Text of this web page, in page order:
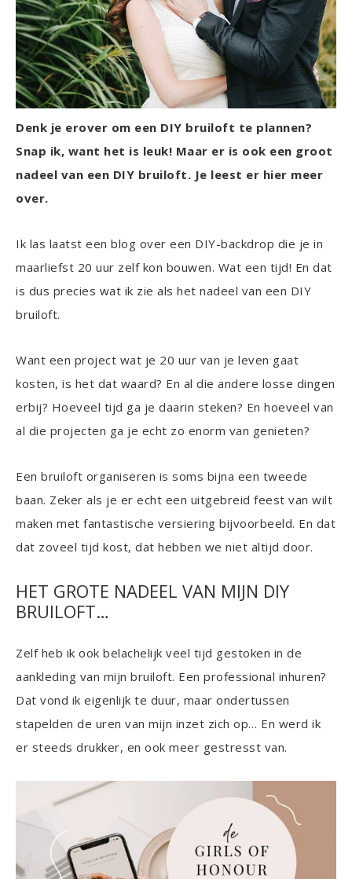
Denk je erover om een DIY bruiloft te plannen?
Snap ik, want het is leuk! Maar er is ook een groot
nadeel van een DIY bruiloft. Je leest er hier meer
over.
Ik las laatst een blog over een DIY-backdrop die je in
maarliefst 20 uur zelf kon bouwen. Wat een tijd! En dat
is dus precies wat ik zie als het nadeel van een DIY
bruiloft.
Want een project wat je 20 uur van je leven gaat
kosten, is het dat waard? En al die andere losse dingen
erbij? Hoeveel tijd ga je daarin steken? En hoeveel van
al die projecten ga je echt zo enorm van genieten?
Een bruiloft organiseren is soms bijna een tweede
baan. Zeker als je er echt een uitgebreid feest van wilt
maken met fantastische versiering bijvoorbeeld. En dat
dat zoveel tijd kost, dat hebben we niet altijd door.
HET GROTE NADEEL VAN MIJN DIY
BRUILOFT…
Zelf heb ik ook belachelijk veel tijd gestoken in de
aankleding van mijn bruiloft. Een professional inhuren?
Dat vond ik eigenlijk te duur, maar ondertussen
stapelden de uren van mijn inzet zich op… En werd ik
er steeds drukker, en ook meer gestresst van.